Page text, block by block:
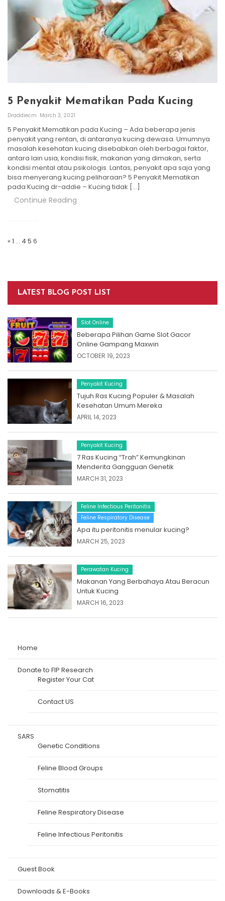
5 Penyakit Mematikan Pada Kucing
Draddiecm March 3, 2021
5 Penyakit Mematikan pada Kucing – Ada beberapa jenis
penyakit yang rentan, di antaranya kucing dewasa. Umumnya
masalah kesehatan kucing disebabkan oleh berbagai faktor,
antara lain usia, kondisi fisik, makanan yang dimakan, serta
kondisi mental atau psikologis. Lantas, penyakit apa saja yang
bisa menyerang kucing peliharaan? 5 Penyakit Mematikan
pada Kucing dr-addie – Kucing tidak […]
Continue Reading
Navigation
« 1 … 4 5 6
LATEST BLOG POST LIST
Slot Online
Beberapa Pilihan Game Slot Gacor
Online Gampang Maxwin
OCTOBER 19, 2023
Penyakit Kucing
Tujuh Ras Kucing Populer & Masalah
Kesehatan Umum Mereka
APRIL 14, 2023
Penyakit Kucing
7 Ras Kucing “Trah” Kemungkinan
Menderita Gangguan Genetik
MARCH 31, 2023
Feline Infectious Peritonitis
Feline Respiratory Disease
Apa itu peritonitis menular kucing?
MARCH 25, 2023
Perawatan Kucing
Makanan Yang Berbahaya Atau Beracun
Untuk Kucing
MARCH 16, 2023
Home
Donate to FIP Research
Register Your Cat
Contact US
SARS
Genetic Conditions
Feline Blood Groups
Stomatitis
Feline Respiratory Disease
Feline Infectious Peritonitis
Guest Book
Downloads & E-Books